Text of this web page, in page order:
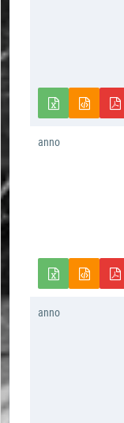
anno
anno